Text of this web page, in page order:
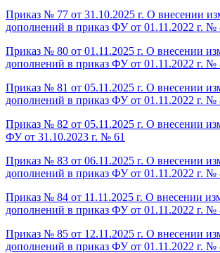
Приказ № 77 от 31.10.2025 г. О внесении
дополнений в приказ ФУ от 01.11.2022 г. №
Приказ № 80 от 01.11.2025 г. О внесении
дополнений в приказ ФУ от 01.11.2022 г. №
Приказ № 81 от 05.11.2025 г. О внесении
дополнений в приказ ФУ от 01.11.2022 г. №
Приказ № 82 от 05.11.2025 г. О внесении
ФУ от 31.10.2023 г. № 61
Приказ № 83 от 06.11.2025 г. О внесении
дополнений в приказ ФУ от 01.11.2022 г. №
Приказ № 84 от 11.11.2025 г. О внесении
дополнений в приказ ФУ от 01.11.2022 г. №
Приказ № 85 от 12.11.2025 г. О внесении
дополнений в приказ ФУ от 01.11.2022 г. №